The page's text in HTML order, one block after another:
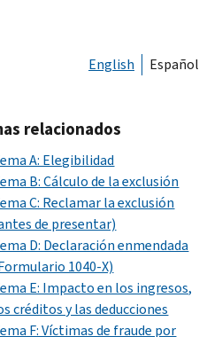
English Español
relacionados
A: Elegibilidad
B: Cálculo de la exclusión
C: Reclamar la exclusión
de presentar)
D: Declaración enmendada
1040-X)
E: Impacto en los ingresos,
créditos y las deducciones
F: Víctimas de fraude por